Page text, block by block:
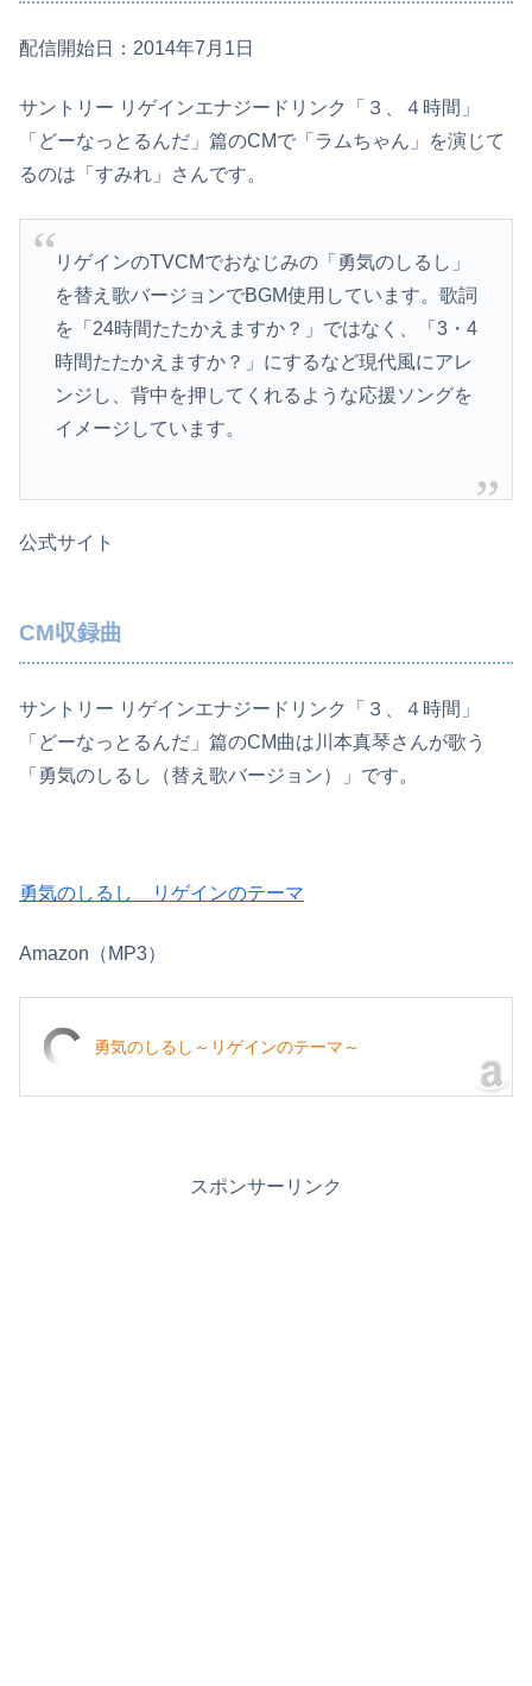
配信開始日：2014年7月1日
サントリー リゲインエナジードリンク「３、４時間」
「どーなっとるんだ」篇のCMで「ラムちゃん」を演じて
るのは「すみれ」さんです。
リゲインのTVCMでおなじみの「勇気のしるし」
を替え歌バージョンでBGM使用しています。歌詞
を「24時間たたかえますか？」ではなく、「3・4
時間たたかえますか？」にするなど現代風にアレ
ンジし、背中を押してくれるような応援ソングを
イメージしています。
公式サイト
CM収録曲
サントリー リゲインエナジードリンク「３、４時間」
「どーなっとるんだ」篇のCM曲は川本真琴さんが歌う
「勇気のしるし（替え歌バージョン）」です。
勇気のしるし リゲインのテーマ
Amazon（MP3）
勇気のしるし～リゲインのテーマ～
スポンサーリンク